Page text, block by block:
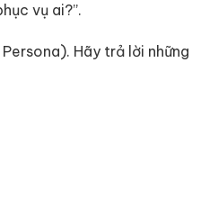
vụ ai?”.
Hãy trả lời những